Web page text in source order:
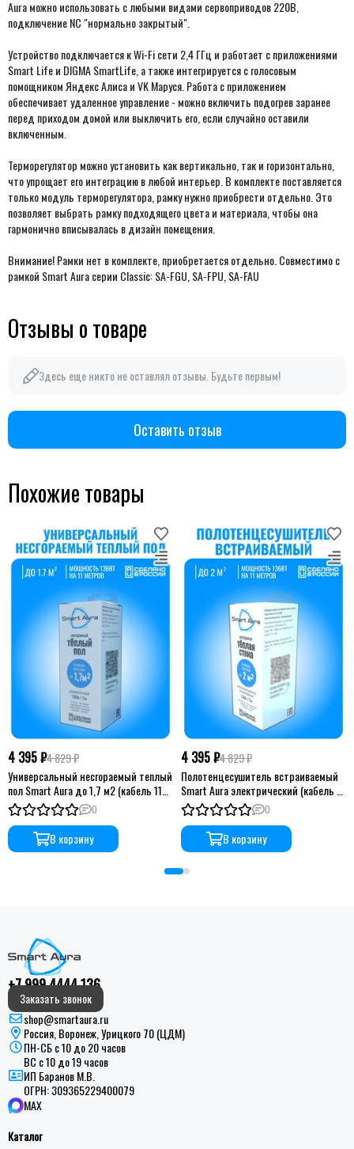
Aura можно использовать с любыми видами сервоприводов 220В,
подключение NC "нормально закрытый".
Устройство подключается к Wi-Fi сети 2,4 ГГц и работает с приложениями
Smart Life и DIGMA SmartLife, а также интегрируется с голосовым
помощником Яндекс Алиса и VK Маруся. Работа с приложением
обеспечивает удаленное управление - можно включить подогрев заранее
перед приходом домой или выключить его, если случайно оставили
включенным.
Терморегулятор можно установить как вертикально, так и горизонтально,
что упрощает его интеграцию в любой интерьер. В комплекте поставляется
только модуль терморегулятора, рамку нужно приобрести отдельно. Это
позволяет выбрать рамку подходящего цвета и материала, чтобы она
гармонично вписывалась в дизайн помещения.
Внимание! Рамки нет в комплекте, приобретается отдельно. Совместимо с
рамкой Smart Aura серии Classic:SA-FGU, SA-FPU, SA-FAU
Отзывы о товаре
Здесь еще никто не оставлял отзывы. Будьте первым!
Оставить отзыв
Похожие товары
4 395 ₽4 829 ₽
Универсальный несгораемый теплый
пол Smart Aura до 1,7 м2 (кабель 11
м)
0
В корзину
4 395 ₽4 829 ₽
Полотенцесушитель встраиваемый
Smart Aura электрический (кабель 11
м)
0
В корзину
+7 999 4444 136
Заказать звонок
shop@smartaura.ru
Россия, Воронеж, Урицкого 70 (ЦДМ)
ПН-СБ с 10 до 20 часов
ВС с 10 до 19 часов
ИП Баранов М.В.
ОГРН:309365229400079
MAX
Каталог